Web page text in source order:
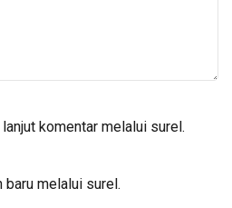
komentar melalui surel.
baru melalui surel.